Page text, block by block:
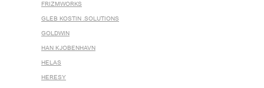
FRIZMWORKS
GLEB KOSTIN .SOLUTIONS
GOLDWIN
HAN KJOBENHAVN
HELAS
HERESY